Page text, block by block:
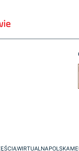
WIRTUALNA POLSKA